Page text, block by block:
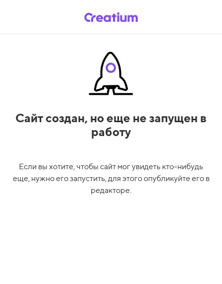
Сайт создан, но еще не запущен в
работу
Если вы хотите, чтобы сайт мог увидеть кто-нибудь
еще, нужно его запустить, для этого опубликуйте его в
редакторе.